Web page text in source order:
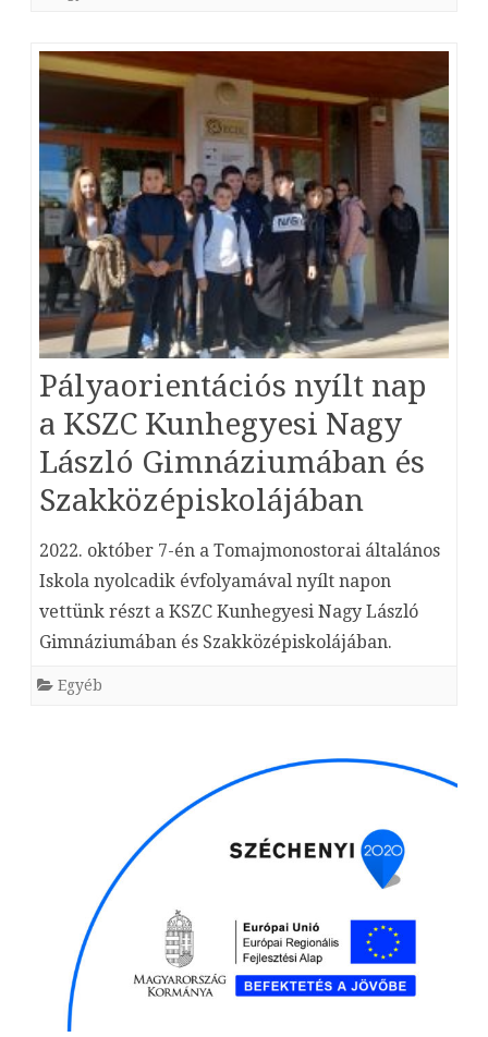
Pályaorientációs nyílt nap
a KSZC Kunhegyesi Nagy
László Gimnáziumában és
Szakközépiskolájában
2022. október 7-én a Tomajmonostorai általános
Iskola nyolcadik évfolyamával nyílt napon
vettünk részt a KSZC Kunhegyesi Nagy László
Gimnáziumában és Szakközépiskolájában.
Egyéb